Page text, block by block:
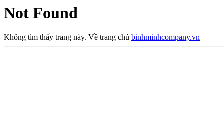
Not Found
Không tìm thấy trang này. Về trang chủ binhminhcompany.vn